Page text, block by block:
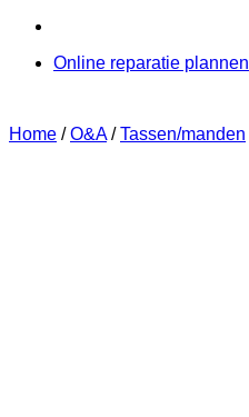
Online reparatie plannen
Home / O&A / Tassen/manden